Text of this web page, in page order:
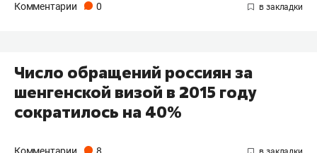
Комментарии 0
Число обращений россиян за
шенгенской визой в 2015 году
сократилось на 40%